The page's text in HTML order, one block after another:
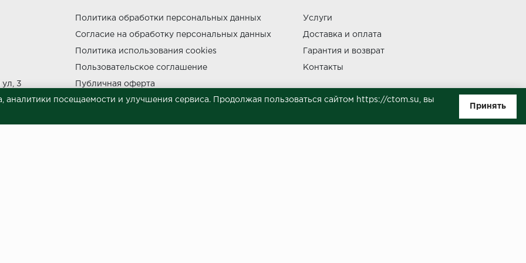
прямых солнечных лучей.
3
Политика обработки персональных данных
Согласие на обработку персональных данных
Политика использования cookies
Пользовательское соглашение
Публичная оферта
Сведения о продавце (реквизиты)
Услуги
Доставка и оплата
Гарантия и возврат
Контакты
посещаемости и улучшения сервиса. Продолжая пользоваться сайтом https://ctom.su, вы
Принять